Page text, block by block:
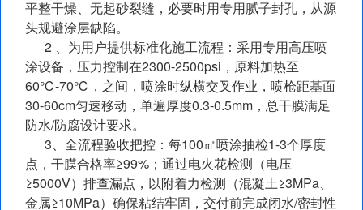
平整干燥、无起砂裂缝，必要时用专用腻子封孔，从源
头规避涂层缺陷。
2 、为用户提供标准化施工流程：采用专用高压喷
涂设备，压力控制在2300-2500psi，原料加热至
60℃-70℃，之间，喷涂时纵横交叉作业，喷枪距基面
30-60cm匀速移动，单遍厚度0.3-0.5mm，总干膜满足
防水/防腐设计要求。
3、全流程验收把控：每100㎡喷涂抽检1-3个厚度
点，干膜合格率≥99%；通过电火花检测（电压
≥5000V）排查漏点，以附着力检测（混凝土≥3MPa、
金属≥10MPa）确保粘结牢固，交付前完成闭水/密封性